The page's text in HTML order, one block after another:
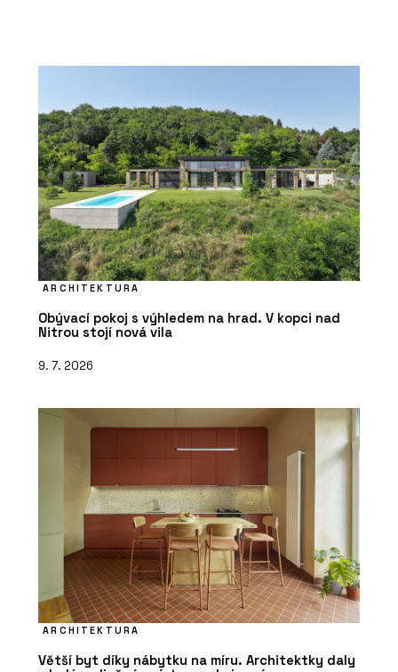
ARCHITEKTURA
Obývací pokoj s výhledem na hrad. V kopci nad
Nitrou stojí nová vila
9. 7. 2026
ARCHITEKTURA
Větší byt díky nábytku na míru. Architektky daly